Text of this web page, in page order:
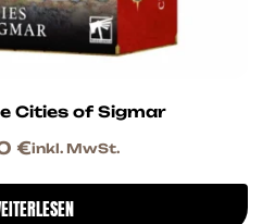
Cities of Sigmar
€inkl. MwSt.